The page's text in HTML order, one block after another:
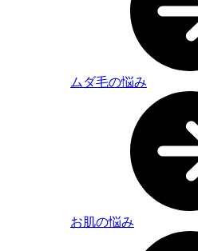
ムダ毛の悩み
お肌の悩み